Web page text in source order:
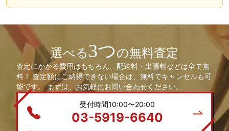
選べる3つの無料査定
査定にかかる費用はもちろん、配送料・出張料などは全て無
料！ 査定額にご納得できない場合は、無料でキャンセルも可
能です。 まずは、お気軽にお問い合わせください。
受付時間10:00〜20:00
03-5919-6640